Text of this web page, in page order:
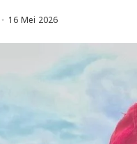
16 Mei 2026